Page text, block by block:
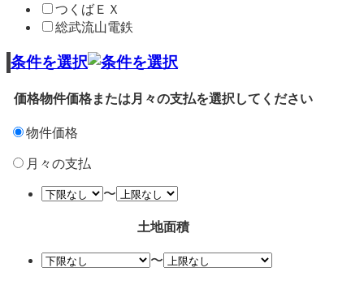
つくばＥＸ
総武流山電鉄
条件を選択
価格物件価格または月々の支払を選択してください
物件価格
月々の支払
〜
土地面積
〜